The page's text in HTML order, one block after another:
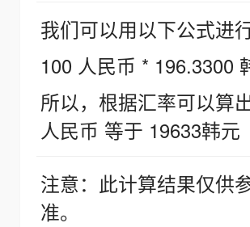
我们可以用以下公式进
100 人民币 * 196.3300
所以，根据汇率可以算
人民币 等于 19633韩元
注意：此计算结果仅供
准。